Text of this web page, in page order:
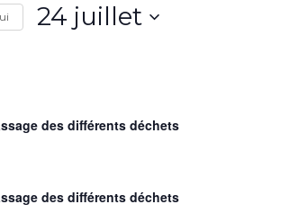
24 juillet
des différents déchets
des différents déchets